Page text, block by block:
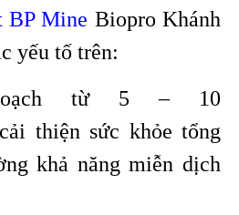
BP Mine Biopro Khánh
yếu tố trên:
từ 5 – 10
thiện sức khỏe tổng
khả năng miễn dịch